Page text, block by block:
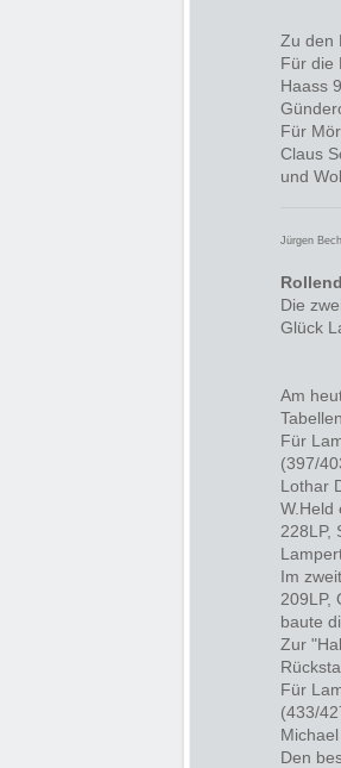
Zu den
Für die
Haass
Für
Claus
und
Jürgen
Die
Glück
Am
Für
(397/
Lothar
W.Held
228LP,
Im
209LP,
baute
Zur
Für
(433/
Den